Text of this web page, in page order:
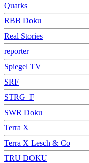
Quarks
RBB Doku
Real Stories
reporter
Spiegel TV
SRF
STRG_F
SWR Doku
Terra X
Terra X Lesch & Co
TRU DOKU